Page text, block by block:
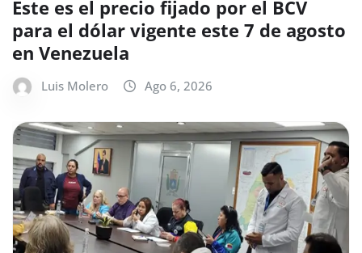
Este es el precio fijado por el BCV
para el dólar vigente este 7 de agosto
en Venezuela
Luis Molero Ago 6, 2026